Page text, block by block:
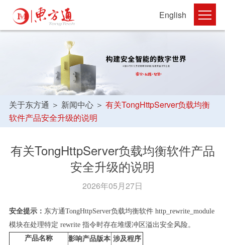
English
关于东方通 ＞ 新闻中心＞ 有关TongHttpServer负载均衡
软件产品安全升级的说明
有关TongHttpServer负载均衡软件产品
安全升级的说明
2026年05月27日
安全提示： 东方通TongHttpServer负载均衡软件 http_rewrite_module
模块在处理特定 rewrite 指令时存在堆缓冲区溢出安全风险。
产品名称
影响产品版本 涉及程序